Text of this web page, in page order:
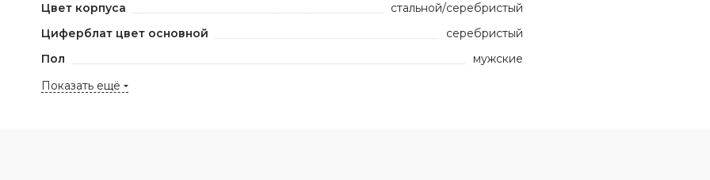
Цвет корпуса
стальной/серебристый
Циферблат цвет основной
серебристый
Пол
мужские
Показать ещё